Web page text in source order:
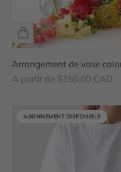
Arrangement de vase
Prix de vente
A partir de $150.00 CAD
ABONNEMENT DISPONIBLE
ABONNEMENT DISPONIBLE